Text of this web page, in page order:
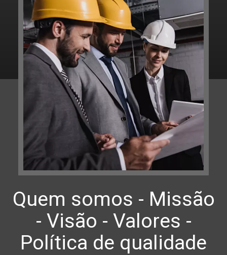
Quem somos - Missão
- Visão - Valores -
Política de qualidade
Somos uma empresa especializada na